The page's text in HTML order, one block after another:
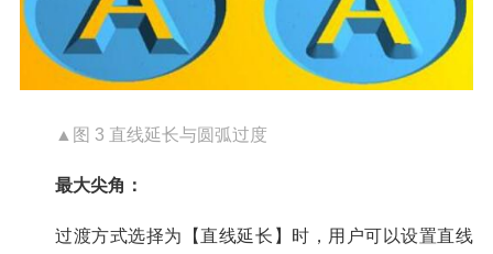
▲图 3 直线延长与圆弧过度
最大尖角：
过渡方式选择为【直线延长】时，用户可以设置直线